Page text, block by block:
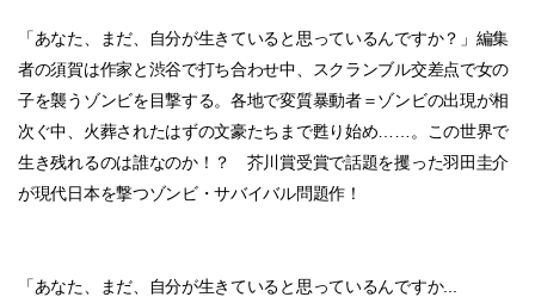
「あなた、まだ、自分が生きていると思っているんですか？」編集
者の須賀は作家と渋谷で打ち合わせ中、スクランブル交差点で女の
子を襲うゾンビを目撃する。各地で変質暴動者＝ゾンビの出現が相
次ぐ中、火葬されたはずの文豪たちまで甦り始め……。この世界で
生き残れるのは誰なのか！？ 芥川賞受賞で話題を攫った羽田圭介
が現代日本を撃つゾンビ・サバイバル問題作！
「あなた、まだ、自分が生きていると思っているんですか...